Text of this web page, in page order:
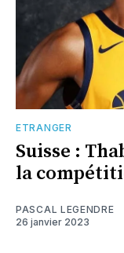
ETRANGER
Suisse :
la
PASCAL LEGENDRE
26 janvier 2023